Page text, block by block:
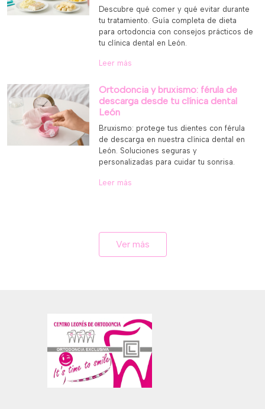
Descubre qué comer y qué evitar durante
tu tratamiento. Guía completa de dieta
para ortodoncia con consejos prácticos de
tu clínica dental en León.
Leer más
Ortodoncia y bruxismo: férula de
descarga desde tu clínica dental
León
Bruxismo: protege tus dientes con férula
de descarga en nuestra clínica dental en
León. Soluciones seguras y
personalizadas para cuidar tu sonrisa.
Leer más
Ver más